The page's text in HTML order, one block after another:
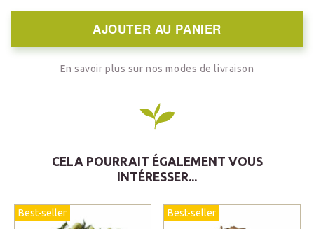
AJOUTER AU PANIER
En savoir plus sur nos modes de livraison
CELA POURRAIT ÉGALEMENT VOUS
INTÉRESSER...
Best-seller Best-seller